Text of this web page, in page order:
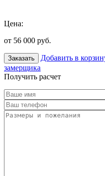
Цена:
от 56 000 руб.
Заказать Добавить в
замерщика
Получить расчет